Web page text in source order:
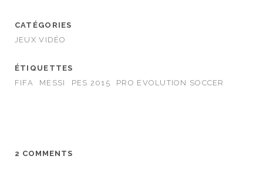
CATÉGORIES
JEUX VIDÉO
ÉTIQUETTES
FIFA
MESSI PES 2015 PRO EVOLUTION SOCCER
2 COMMENTS